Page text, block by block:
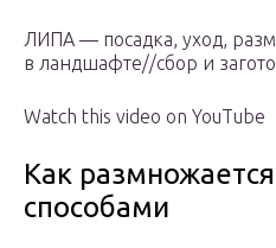
ЛИПА — посадка, уход,
в ландшафте//сбор и
Watch this video on YouTube
Как
способами